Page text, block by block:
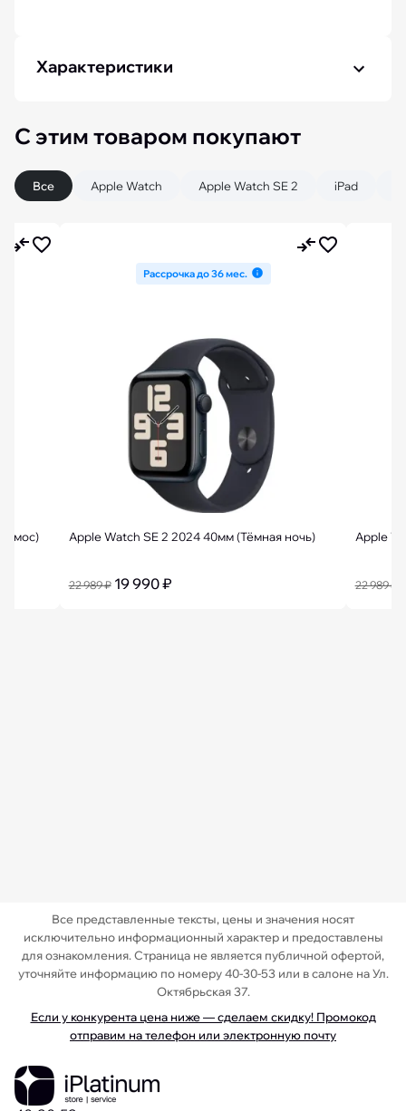
Характеристики
С этим товаром покупают
Все Apple Watch Apple Watch SE 2 iPad
Рассрочка до 36 мес.
Apple Watch SE 2 2024 40мм (Тёмная ночь)
22 989 ₽ 19 990 ₽ 22 989 ₽
Все представленные тексты, цены и значения носят
исключительно информационный характер и предоставлены
для ознакомления. Страница не является публичной офертой,
уточняйте информацию по номеру 40-30-53 или в салоне на Ул.
Октябрьская 37.
Если у конкурента цена ниже — сделаем скидку! Промокод
отправим на телефон или электронную почту